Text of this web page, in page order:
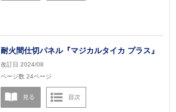
耐火間仕切パネル『マジカルタイカ プラス』
改訂日 2024/08
ページ数 24ページ